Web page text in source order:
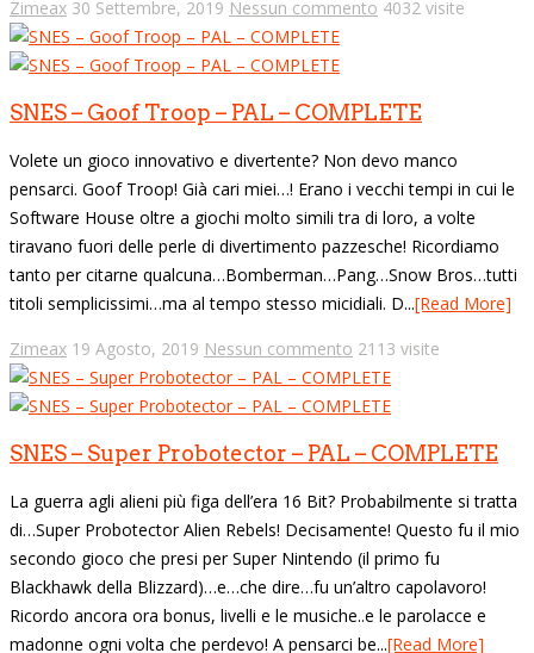
Zimeax 30 Settembre, 2019 Nessun commento 4032 visite
SNES – Goof Troop – PAL – COMPLETE
Volete un gioco innovativo e divertente? Non devo manco
pensarci. Goof Troop! Già cari miei…! Erano i vecchi tempi in cui le
Software House oltre a giochi molto simili tra di loro, a volte
tiravano fuori delle perle di divertimento pazzesche! Ricordiamo
tanto per citarne qualcuna…Bomberman…Pang…Snow Bros…tutti
titoli semplicissimi…ma al tempo stesso micidiali. D...[Read More]
Zimeax 19 Agosto, 2019 Nessun commento 2113 visite
SNES – Super Probotector – PAL – COMPLETE
La guerra agli alieni più figa dell’era 16 Bit? Probabilmente si tratta
di…Super Probotector Alien Rebels! Decisamente! Questo fu il mio
secondo gioco che presi per Super Nintendo (il primo fu
Blackhawk della Blizzard)…e…che dire…fu un’altro capolavoro!
Ricordo ancora ora bonus, livelli e le musiche..e le parolacce e
madonne ogni volta che perdevo! A pensarci be...[Read More]